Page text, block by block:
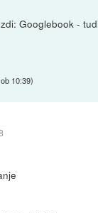
Googlebook -
10:39)